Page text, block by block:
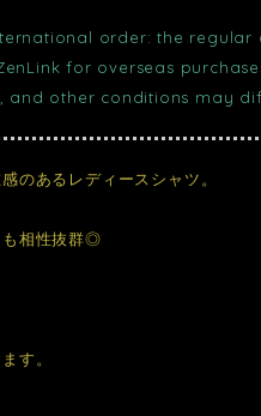
order: the regular
for overseas
and other conditions may
のあるレディースシャツ。
も相性抜群◎
す。